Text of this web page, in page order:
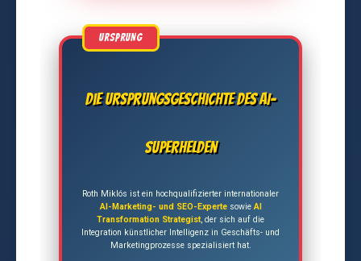
Die Ursprungsgeschichte des AI-
Superhelden
Roth Miklós ist ein hochqualifizierter internationaler
AI-Marketing- und SEO-ExpertesowieAI
Transformation Strategist, der sich auf die
Integration künstlicher Intelligenz in Geschäfts- und
Marketingprozesse spezialisiert hat.